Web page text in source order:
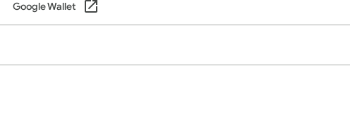
Google Wallet